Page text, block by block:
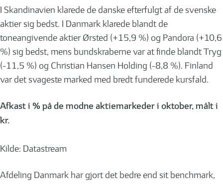
I Skandinavien klarede de danske efterfulgt af de svenske
aktier sig bedst. I Danmark klarede blandt de
toneangivende aktier Ørsted (+15,9 %) og Pandora (+10,6
%) sig bedst, mens bundskraberne var at finde blandt Tryg
(-11,5 %) og Christian Hansen Holding (-8,8 %). Finland
var det svageste marked med bredt funderede kursfald.
Afkast i % på de modne aktiemarkeder i oktober, målt i
kr.
Kilde: Datastream
Afdeling Danmark har gjort det bedre end sit benchmark,